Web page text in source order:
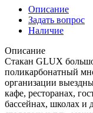
Описание
Задать вопрос
Наличие
Описание
Стакан GLUX
поликарбонатный
организации
кафе, ресторанах,
бассейнах, школах и